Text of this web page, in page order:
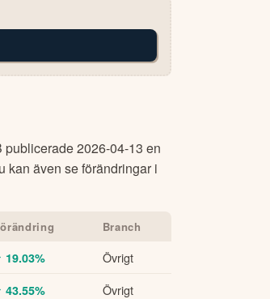
publicerade2026-04-13 en
kan även se förändringar i
Branch
19.03%
Övrigt
43.55%
Övrigt